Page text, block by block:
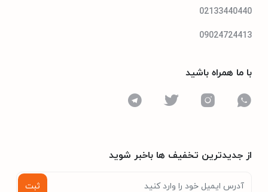
02133440440
09024724413
با ما همراه باشید
از جدیدترین تخفیف ها باخبر شوید
ثبت